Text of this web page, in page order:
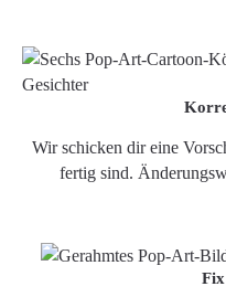
Wir schicken dir eine
fertig sind.